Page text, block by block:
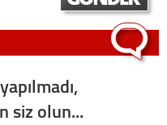
siz olun...